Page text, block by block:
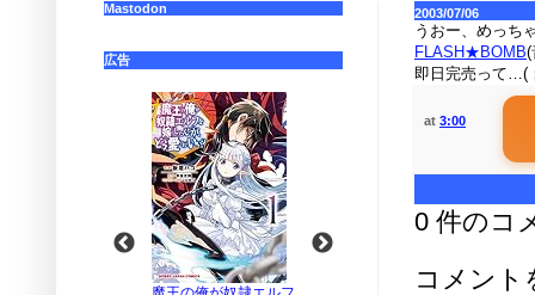
2003/07/06
うおー、めっち
FLASH★BOMB(
即日完売って…(
at 3:00
0 件のコ
コメント
Mastodon
広告